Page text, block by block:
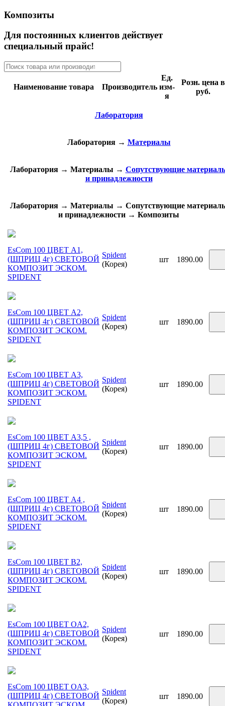
Композиты
Для постоянных клиентов действует
специальный прайс!
Наименование товара Производитель
Ед.
изм-
я
Розн. цена в
руб.
Лаборатория
Лаборатория→ Материалы
Лаборатория→ Материалы → Сопутствующие
и принадлежности
Лаборатория→ Материалы → Сопутствующие
и принадлежности → Композиты
EsCom 100 ЦВЕТ A1,
(ШПРИЦ 4г) СВЕТОВОЙ
КОМПОЗИТ ЭСКОМ.
SPIDENT
Spident
(Корея)
шт 1890.00
EsCom 100 ЦВЕТ A2,
(ШПРИЦ 4г) СВЕТОВОЙ
КОМПОЗИТ ЭСКОМ.
SPIDENT
Spident
(Корея)
шт 1890.00
EsCom 100 ЦВЕТ A3,
(ШПРИЦ 4г) СВЕТОВОЙ
КОМПОЗИТ ЭСКОМ.
SPIDENT
Spident
(Корея)
шт 1890.00
EsCom 100 ЦВЕТ A3,5 ,
(ШПРИЦ 4г) СВЕТОВОЙ
КОМПОЗИТ ЭСКОМ.
SPIDENT
Spident
(Корея)
шт 1890.00
EsCom 100 ЦВЕТ A4 ,
(ШПРИЦ 4г) СВЕТОВОЙ
КОМПОЗИТ ЭСКОМ.
SPIDENT
Spident
(Корея)
шт 1890.00
EsCom 100 ЦВЕТ B2,
(ШПРИЦ 4г) СВЕТОВОЙ
КОМПОЗИТ ЭСКОМ.
SPIDENT
Spident
(Корея)
шт 1890.00
EsCom 100 ЦВЕТ OA2,
(ШПРИЦ 4г) СВЕТОВОЙ
КОМПОЗИТ ЭСКОМ.
SPIDENT
Spident
(Корея)
шт 1890.00
EsCom 100 ЦВЕТ OA3,
(ШПРИЦ 4г) СВЕТОВОЙ Spident
(Корея)
шт 1890.00